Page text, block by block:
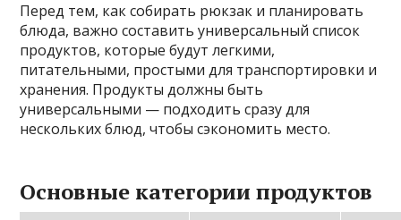
Перед тем, как собирать рюкзак и планировать
блюда, важно составить универсальный список
продуктов, которые будут легкими,
питательными, простыми для транспортировки и
хранения. Продукты должны быть
универсальными — подходить сразу для
нескольких блюд, чтобы сэкономить место.
Основные категории продуктов